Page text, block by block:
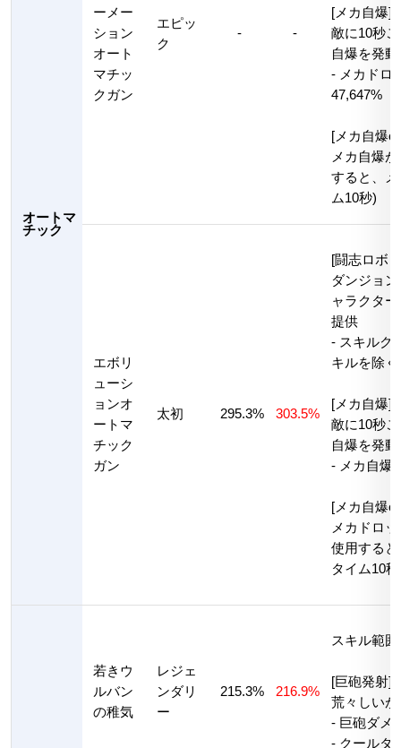
オートマ
チック
ーメー
ション
オート
マチッ
クガン
エピッ
ク
- -
[メカ自爆]
敵に10秒
自爆を発動
- メカドロ
47,647%
[メカ自爆
メカ自爆
すると、
ム10秒)
エボリ
ューシ
ョンオ
ートマ
チック
ガン
太初 295.3% 303.5%
[闘志ロボ
ダンジョ
ャラクタ
提供
- スキルク
キルを除く
[メカ自爆]
敵に10秒
自爆を発動
- メカ自爆
[メカ自爆
メカドロ
使用する
タイム10
若きウ
ルバン
の稚気
レジェ
ンダリ
ー
215.3% 216.9%
スキル範
[巨砲発射]
荒々しい
- 巨砲ダメ
- クールタ